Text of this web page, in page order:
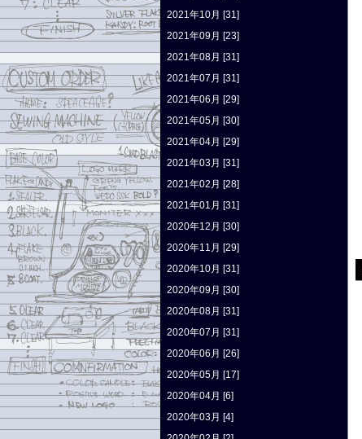
2021年10月 [31]
2021年09月 [23]
2021年08月 [31]
2021年07月 [31]
2021年06月 [29]
2021年05月 [30]
2021年04月 [29]
2021年03月 [31]
2021年02月 [28]
2021年01月 [31]
2020年12月 [30]
2020年11月 [29]
2020年10月 [31]
2020年09月 [30]
2020年08月 [31]
2020年07月 [31]
2020年06月 [26]
2020年05月 [17]
2020年04月 [6]
2020年03月 [4]